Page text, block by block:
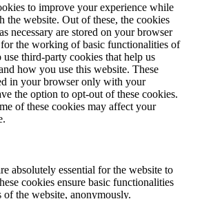
to improve your experience while
the website. Out of these, the cookies
necessary are stored on your browser
for the working of basic functionalities of
use third-party cookies that help us
how you use this website. These
in your browser only with your
the option to opt-out of these cookies.
of these cookies may affect your
absolutely essential for the website to
cookies ensure basic functionalities
of the website, anonymously.